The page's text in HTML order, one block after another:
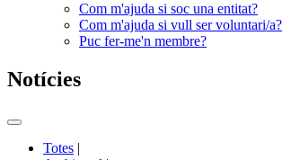
Com m'ajuda si soc una entitat?
Com m'ajuda si vull ser voluntari/a?
Puc fer-me'n membre?
Notícies
Commutador
Totes |